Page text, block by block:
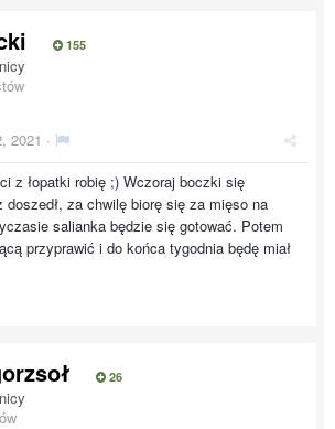
155
2021 ·
z łopatki robię ;) Wczoraj boczki się
doszedł, za chwilę biorę się za mięso na
salianka będzie się gotować. Potem
przyprawić i do końca tygodnia będę miał
26